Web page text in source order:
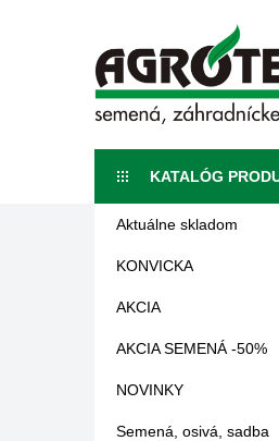
KATALÓG
Aktuálne skladom
KONVICKA
AKCIA
AKCIA SEMENÁ -50%
NOVINKY
Semená, osivá, sadba